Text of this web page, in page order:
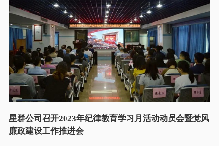
星群公司召开2023年纪律教育学习月活动动员会暨党风
廉政建设工作推进会